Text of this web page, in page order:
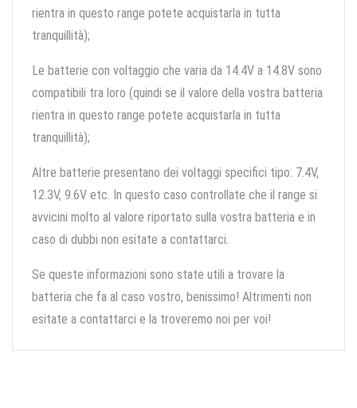
rientra in questo range potete acquistarla in tutta
tranquillità);
Le batterie con voltaggio che varia da 14.4V a 14.8V sono
compatibili tra loro (quindi se il valore della vostra batteria
rientra in questo range potete acquistarla in tutta
tranquillità);
Altre batterie presentano dei voltaggi specifici tipo: 7.4V,
12.3V, 9.6V etc. In questo caso controllate che il range si
avvicini molto al valore riportato sulla vostra batteria e in
caso di dubbi non esitate a contattarci.
Se queste informazioni sono state utili a trovare la
batteria che fa al caso vostro, benissimo! Altrimenti non
esitate a contattarci e la troveremo noi per voi!